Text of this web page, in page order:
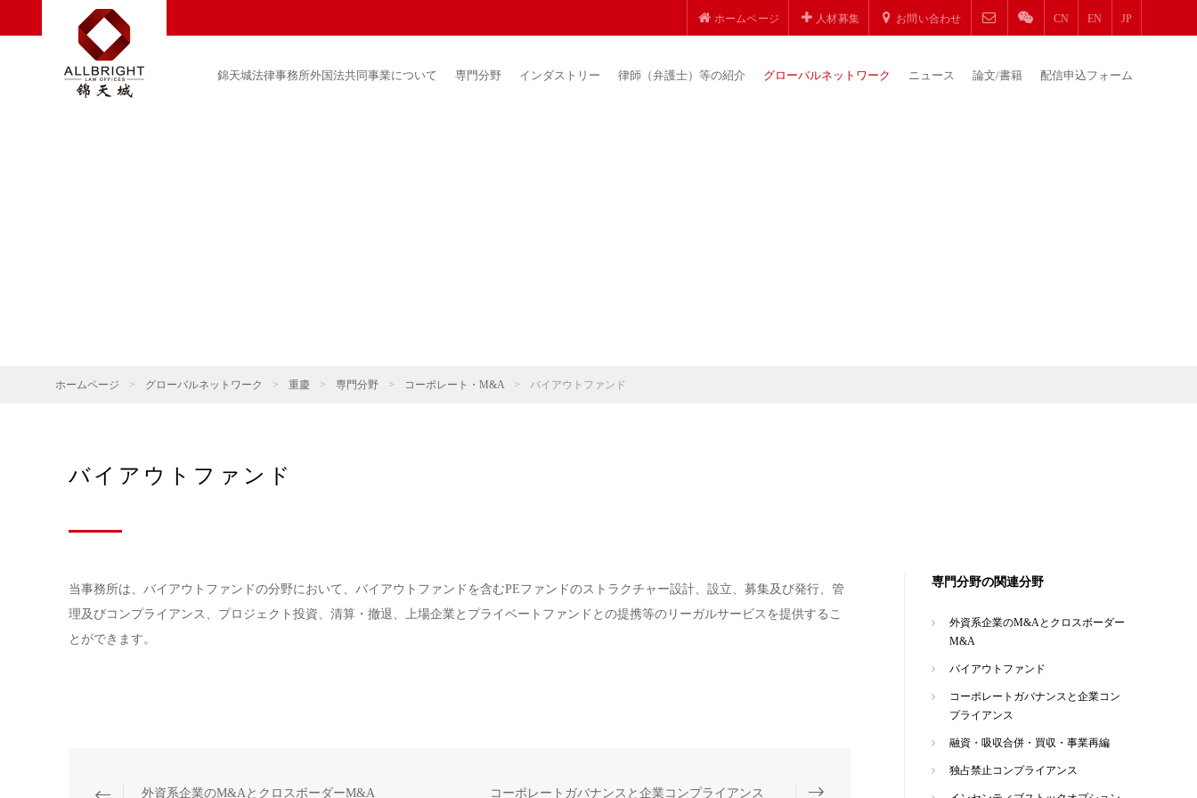
ホームページ 人材募集 お問い合わせ CN EN JP
錦天城法律事務所外国法共同事業について 専門分野 インダストリー 律師（弁護士）等の紹介 グローバルネットワーク ニュース 論文/書籍 配信申込フォーム
ホームページ > グローバルネットワーク > 重慶 > 専門分野 > コーポレート・M&A > バイアウトファンド
バイアウトファンド
当事務所は、バイアウトファンドの分野において、バイアウトファンドを含むPEファンドのストラクチャー設計、設立、募集及び発行、管
理及びコンプライアンス、プロジェクト投資、清算・撤退、上場企業とプライベートファンドとの提携等のリーガルサービスを提供するこ
とができます。
外資系企業のM&AとクロスボーダーM&A コーポレートガバナンスと企業コンプライアンス
専門分野の関連分野
外資系企業のM&Aとクロスボーダー
M&A
バイアウトファンド
コーポレートガバナンスと企業コン
プライアンス
融資・吸収合併・買収・事業再編
独占禁止コンプライアンス